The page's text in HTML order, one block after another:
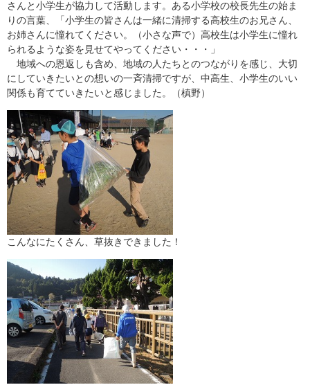
さんと小学生が協力して活動します。ある小学校の校長先生の始ま
りの言葉、「小学生の皆さんは一緒に清掃する高校生のお兄さん、
お姉さんに憧れてください。（小さな声で）高校生は小学生に憧れ
られるような姿を見せてやってください・・・」
地域への恩返しも含め、地域の人たちとのつながりを感じ、大切
にしていきたいとの想いの一斉清掃ですが、中高生、小学生のいい
関係も育てていきたいと感じました。（槙野）
こんなにたくさん、草抜きできました！